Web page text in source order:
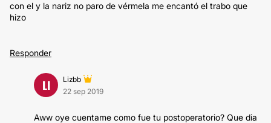
con el y la nariz no paro de vérmela me encantó el trabo que
hizo
Responder
LI
Lizbb
22 sep 2019
Aww oye cuentame como fue tu postoperatorio? Que dia